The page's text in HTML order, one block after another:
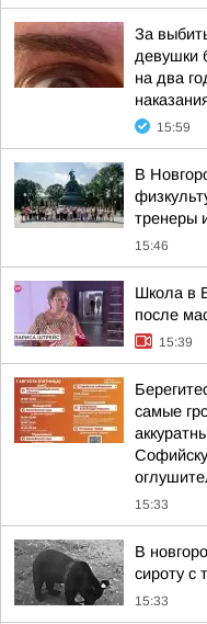
За
девушки
на два
15:59
В
тренеры
15:46
Школа в
после
15:39
самые
15:33
В
сироту с
15:33